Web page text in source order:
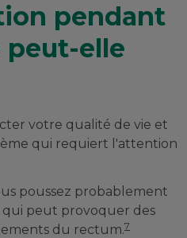
pendant
peut-elle
votre qualité de vie et
qui requiert l'attention
poussez probablement
peut provoquer des
du rectum.7